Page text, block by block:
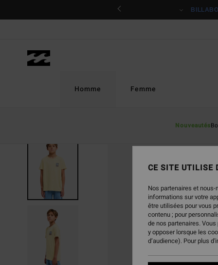
Homme
Nouveautés
Femme
CE SITE UTILISE
Nos partenaires et
informations sur votre
être utilisées pour vous
contenu ; pour
de nos partenaires.
y opposer lorsque les
d’audience). Pour plus